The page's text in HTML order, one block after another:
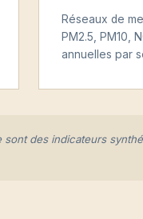
Réseaux de
PM2.5, PM10,
annuelles par
des indicateurs